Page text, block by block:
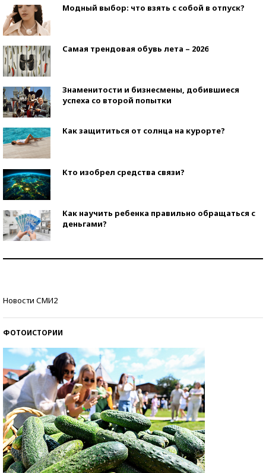
Модный выбор: что взять с собой в отпуск?
Самая трендовая обувь лета – 2026
Знаменитости и бизнесмены, добившиеся
успеха со второй попытки
Как защититься от солнца на курорте?
Кто изобрел средства связи?
Как научить ребенка правильно обращаться с
деньгами?
Новости СМИ2
ФОТОИСТОРИИ